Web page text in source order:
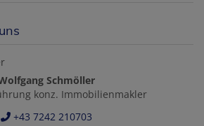
Schmöller
konz. Immobilienmakler
+43 7242 210703